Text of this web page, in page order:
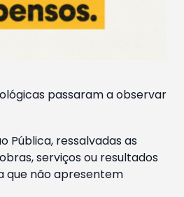
passaram a observar
Pública, ressalvadas as
serviços ou resultados
que não apresentem